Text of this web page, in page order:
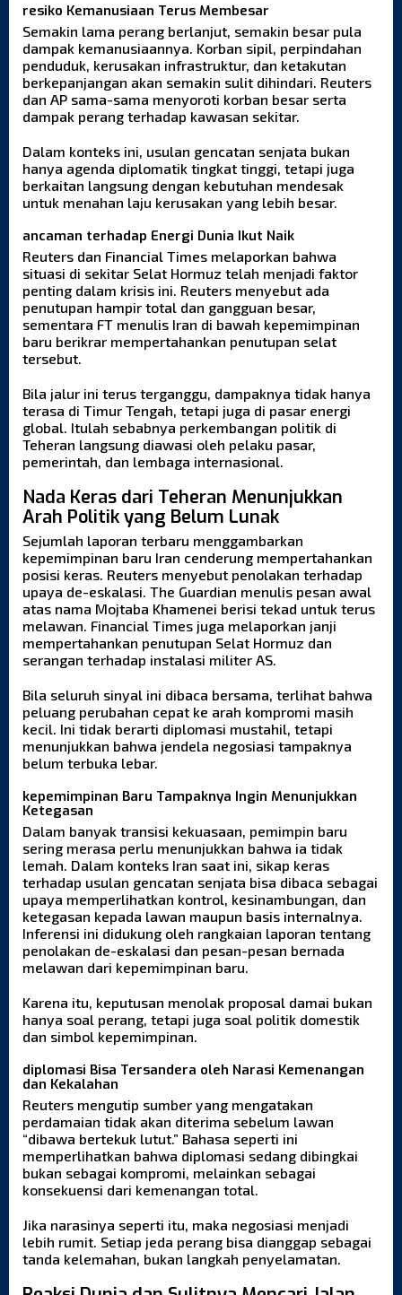
resiko Kemanusiaan Terus Membesar
Semakin lama perang berlanjut, semakin besar pula
dampak kemanusiaannya. Korban sipil, perpindahan
penduduk, kerusakan infrastruktur, dan ketakutan
berkepanjangan akan semakin sulit dihindari. Reuters
dan AP sama-sama menyoroti korban besar serta
dampak perang terhadap kawasan sekitar.
Dalam konteks ini, usulan gencatan senjata bukan
hanya agenda diplomatik tingkat tinggi, tetapi juga
berkaitan langsung dengan kebutuhan mendesak
untuk menahan laju kerusakan yang lebih besar.
ancaman terhadap Energi Dunia Ikut Naik
Reuters dan Financial Times melaporkan bahwa
situasi di sekitar Selat Hormuz telah menjadi faktor
penting dalam krisis ini. Reuters menyebut ada
penutupan hampir total dan gangguan besar,
sementara FT menulis Iran di bawah kepemimpinan
baru berikrar mempertahankan penutupan selat
tersebut.
Bila jalur ini terus terganggu, dampaknya tidak hanya
terasa di Timur Tengah, tetapi juga di pasar energi
global. Itulah sebabnya perkembangan politik di
Teheran langsung diawasi oleh pelaku pasar,
pemerintah, dan lembaga internasional.
Nada Keras dari Teheran Menunjukkan
Arah Politik yang Belum Lunak
Sejumlah laporan terbaru menggambarkan
kepemimpinan baru Iran cenderung mempertahankan
posisi keras. Reuters menyebut penolakan terhadap
upaya de-eskalasi. The Guardian menulis pesan awal
atas nama Mojtaba Khamenei berisi tekad untuk terus
melawan. Financial Times juga melaporkan janji
mempertahankan penutupan Selat Hormuz dan
serangan terhadap instalasi militer AS.
Bila seluruh sinyal ini dibaca bersama, terlihat bahwa
peluang perubahan cepat ke arah kompromi masih
kecil. Ini tidak berarti diplomasi mustahil, tetapi
menunjukkan bahwa jendela negosiasi tampaknya
belum terbuka lebar.
kepemimpinan Baru Tampaknya Ingin Menunjukkan
Ketegasan
Dalam banyak transisi kekuasaan, pemimpin baru
sering merasa perlu menunjukkan bahwa ia tidak
lemah. Dalam konteks Iran saat ini, sikap keras
terhadap usulan gencatan senjata bisa dibaca sebagai
upaya memperlihatkan kontrol, kesinambungan, dan
ketegasan kepada lawan maupun basis internalnya.
Inferensi ini didukung oleh rangkaian laporan tentang
penolakan de-eskalasi dan pesan-pesan bernada
melawan dari kepemimpinan baru.
Karena itu, keputusan menolak proposal damai bukan
hanya soal perang, tetapi juga soal politik domestik
dan simbol kepemimpinan.
diplomasi Bisa Tersandera oleh Narasi Kemenangan
dan Kekalahan
Reuters mengutip sumber yang mengatakan
perdamaian tidak akan diterima sebelum lawan
“dibawa bertekuk lutut.” Bahasa seperti ini
memperlihatkan bahwa diplomasi sedang dibingkai
bukan sebagai kompromi, melainkan sebagai
konsekuensi dari kemenangan total.
Jika narasinya seperti itu, maka negosiasi menjadi
lebih rumit. Setiap jeda perang bisa dianggap sebagai
tanda kelemahan, bukan langkah penyelamatan.